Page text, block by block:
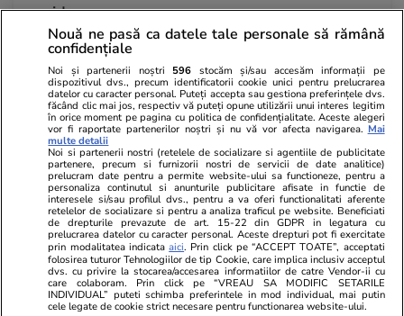
rapid
Știri Externe 19:38
Spania i-a dat replica Giorgiei Meloni și a
început să controleze pasagerii care vin din
Italia pe aeroporturile din Barcelona și Madrid
Citește mai multe
TRENDING
Horoscop 07 aug.
Nouă ne pasă ca datele tale personale să rămână
confidențiale
Noi și partenerii noștri 596 stocăm și/sau accesăm informații pe
dispozitivul dvs., precum identificatorii cookie unici pentru prelucrarea
datelor cu caracter personal. Puteți accepta sau gestiona preferințele dvs.
făcând clic mai jos, respectiv vă puteți opune utilizării unui interes legitim
în orice moment pe pagina cu politica de confidențialitate. Aceste alegeri
vor fi raportate partenerilor noștri și nu vă vor afecta navigarea. Mai
multe detalii
Noi si partenerii nostri (retelele de socializare si agentiile de publicitate
partenere, precum si furnizorii nostri de servicii de date analitice)
prelucram date pentru a permite website-ului sa functioneze, pentru a
personaliza continutul si anunturile publicitare afisate in functie de
interesele si/sau profilul dvs., pentru a va oferi functionalitati aferente
retelelor de socializare si pentru a analiza traficul pe website. Beneficiati
de drepturile prevazute de art. 15-22 din GDPR in legatura cu
prelucrarea datelor cu caracter personal. Aceste drepturi pot fi exercitate
prin modalitatea indicataaici. Prin click pe “ACCEPT TOATE”, acceptati
folosirea tuturor Tehnologiilor de tip Cookie, care implica inclusiv acceptul
dvs. cu privire la stocarea/accesarea informatiilor de catre Vendor-ii cu
care colaboram. Prin click pe “VREAU SA MODIFIC SETARILE
INDIVIDUAL” puteti schimba preferintele in mod individual, mai putin
cele legate de cookie strict necesare pentru functionarea website-ului.